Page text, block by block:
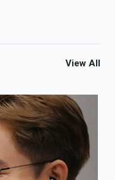
View All